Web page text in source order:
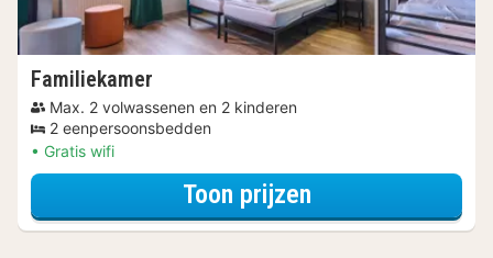
Familiekamer
Max. 2 volwassenen en 2 kinderen
2 eenpersoonsbedden
Gratis wifi
Toon prijzenvoor